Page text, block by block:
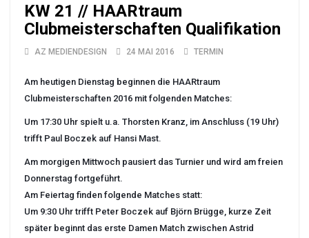
KW 21 // HAARtraum
Clubmeisterschaften Qualifikation
AZ MEDIENDESIGN 24 MAI 2016 TERMIN
Am heutigen Dienstag beginnen die HAARtraum
Clubmeisterschaften 2016 mit folgenden Matches:
Um 17:30 Uhr spielt u.a. Thorsten Kranz, im Anschluss (19 Uhr)
trifft Paul Boczek auf Hansi Mast.
Am morgigen Mittwoch pausiert das Turnier und wird am freien
Donnerstag fortgeführt.
Am Feiertag finden folgende Matches statt:
Um 9:30 Uhr trifft Peter Boczek auf Björn Brügge, kurze Zeit
später beginnt das erste Damen Match zwischen Astrid